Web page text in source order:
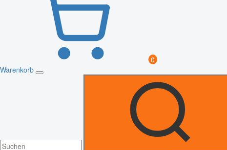
0
Warenkorb